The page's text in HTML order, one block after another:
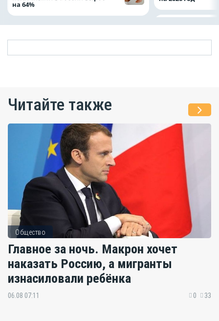
на 64%
Читайте также
Общество
Главное за ночь. Макрон хочет
наказать Россию, а мигранты
изнасиловали ребёнка
06.08 07:11 0 33